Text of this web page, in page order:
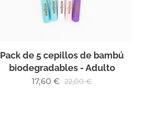
Pack de 5 cepillos de bambú
biodegradables - Adulto
17,60 € 22,00€